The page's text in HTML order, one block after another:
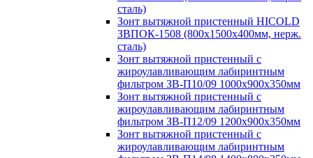
сталь)
Зонт вытяжной пристенный HICOLD
ЗВПОК-1508 (800х1500х400мм, нерж.
сталь)
Зонт вытяжной пристенный с
жироулавливающим лабиринтным
фильтром ЗВ-П10/09 1000х900х350мм
Зонт вытяжной пристенный с
жироулавливающим лабиринтным
фильтром ЗВ-П12/09 1200х900х350мм
Зонт вытяжной пристенный с
жироулавливающим лабиринтным